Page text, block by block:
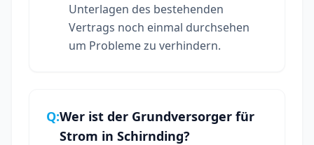
Unterlagen des bestehenden
Vertrags noch einmal durchsehen
um Probleme zu verhindern.
Q:Wer ist der Grundversorger für
Strom in Schirnding?